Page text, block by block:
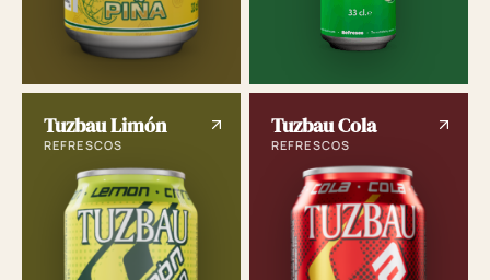
Tuzbau Limón
REFRESCOS
Tuzbau Cola
REFRESCOS